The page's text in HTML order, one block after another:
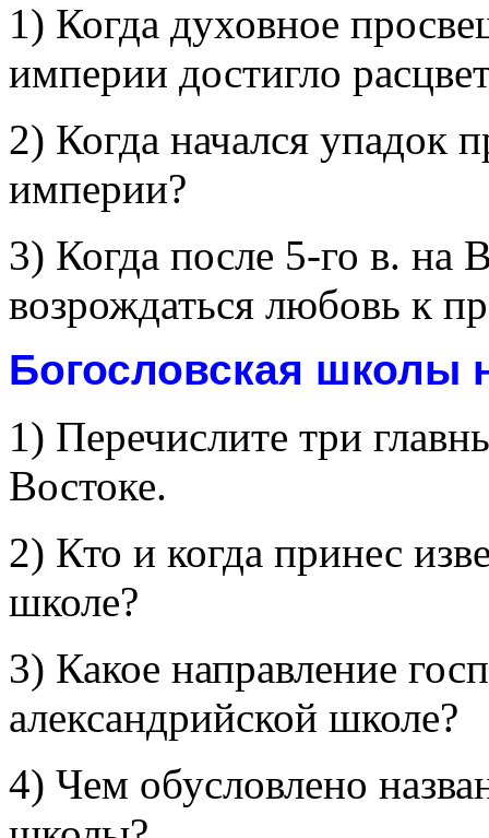
1) Когда духовное
империи достигло
2) Когда начался упадок
империи?
3) Когда после 5-го в. на
возрождаться любовь к
Богословская школы
1) Перечислите три
Востоке.
2) Кто и когда принес
школе?
3) Какое направление
александрийской школе?
4) Чем обусловлено